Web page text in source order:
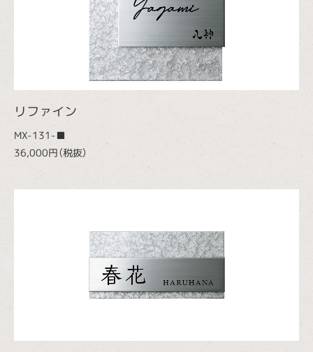
リファイン
MX-131-■
36,000円（税抜）